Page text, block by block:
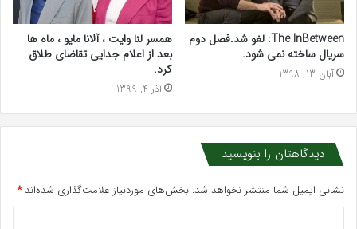
The InBetween: لغو شد.فصل دوم
سریال ساخته نمی شود.
آبان 13, 1398
همسر لنا وایت ، آلانا مایو ، ماه ها
بعد از اعلام جدایی تقاضای طلاق
کرد.
آذر 4, 1399
دیدگاهتان را بنویسید
نشانی ایمیل شما منتشر نخواهد شد. بخش‌های موردنیاز علامت‌گذاری شده‌اند*